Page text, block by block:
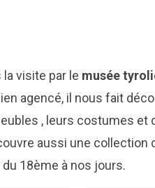
visite par le musée
agencé, il nous fait
, leurs costumes et
aussi une
18ème à nos jours.